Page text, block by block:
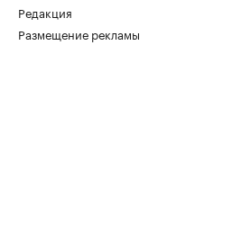
Редакция
Размещение рекламы